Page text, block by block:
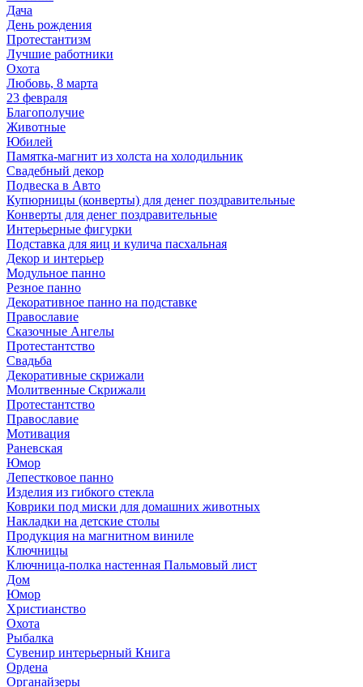
Дача
День рождения
Протестантизм
Лучшие работники
Охота
Любовь, 8 марта
23 февраля
Благополучие
Животные
Юбилей
Памятка-магнит из холста на холодильник
Свадебный декор
Подвеска в Авто
Купюрницы (конверты) для денег поздравительные
Конверты для денег поздравительные
Интерьерные фигурки
Подставка для яиц и кулича пасхальная
Декор и интерьер
Модульное панно
Резное панно
Декоративное панно на подставке
Православие
Сказочные Ангелы
Протестантство
Свадьба
Декоративные скрижали
Молитвенные Скрижали
Протестантство
Православие
Мотивация
Раневская
Юмор
Лепестковое панно
Изделия из гибкого стекла
Коврики под миски для домашних животных
Накладки на детские столы
Продукция на магнитном виниле
Ключницы
Ключница-полка настенная Пальмовый лист
Дом
Юмор
Христианство
Охота
Рыбалка
Сувенир интерьерный Книга
Ордена
Органайзеры